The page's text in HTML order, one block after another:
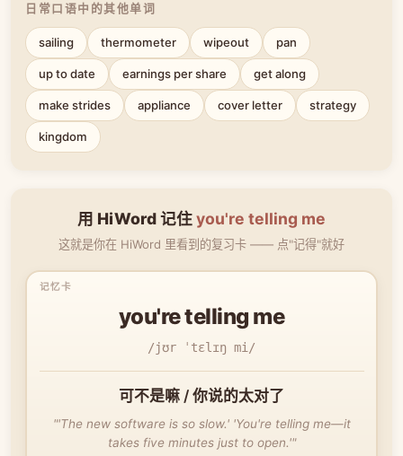
日常口语中的其他单词
sailing thermometer wipeout pan
up to date earnings per share get along
make strides appliance cover letter strategy
kingdom
用 HiWord 记住you're telling me
这就是你在 HiWord 里看到的复习卡 —— 点"记得"就好
you're telling me
/jʊr ˈtɛlɪŋ mi/
可不是嘛 / 你说的太对了
"'The new software is so slow.' 'You're telling me—it
takes five minutes just to open.'"